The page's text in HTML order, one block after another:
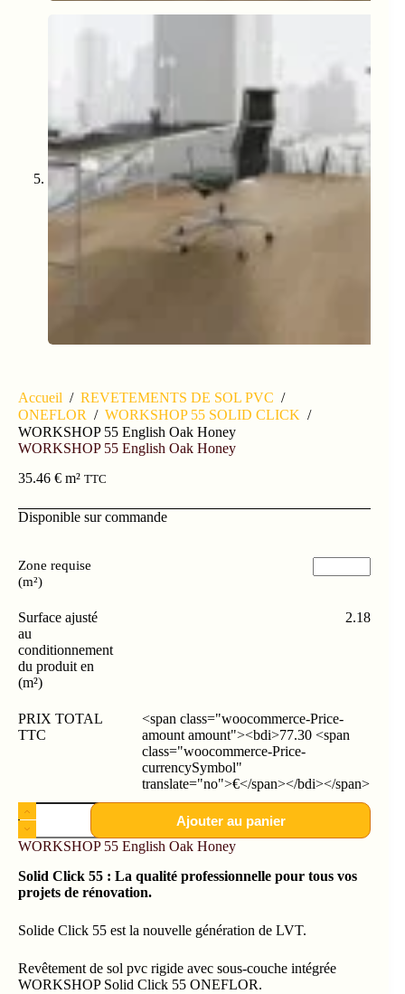
Accueil / REVETEMENTS DE SOL PVC /
ONEFLOR / WORKSHOP 55 SOLID CLICK /
WORKSHOP 55 English Oak Honey
WORKSHOP 55 English Oak Honey
35.46 € m² TTC
Disponible sur commande
Zone requise
(m²)
Surface ajusté
au
conditionnement
du produit en
(m²)
2.18
PRIX TOTAL
TTC
<span class="woocommerce-Price-
amount amount"><bdi>77.30 <span
class="woocommerce-Price-
currencySymbol"
translate="no">€</span></bdi></span>
Ajouter au panier
WORKSHOP 55 English Oak Honey
Solid Click 55 : La qualité professionnelle pour tous vos
projets de rénovation.
Solide Click 55 est la nouvelle génération de LVT.
Revêtement de sol pvc rigide avec sous-couche intégrée
WORKSHOP Solid Click 55 ONEFLOR.